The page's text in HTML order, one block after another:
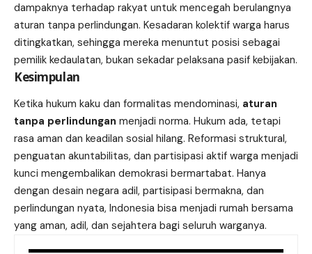
dampaknya terhadap rakyat untuk mencegah berulangnya
aturan tanpa perlindungan. Kesadaran kolektif warga harus
ditingkatkan, sehingga mereka menuntut posisi sebagai
pemilik kedaulatan, bukan sekadar pelaksana pasif kebijakan.
Kesimpulan
Ketika hukum kaku dan formalitas mendominasi, aturan
tanpa perlindungan menjadi norma. Hukum ada, tetapi
rasa aman dan keadilan sosial hilang. Reformasi struktural,
penguatan akuntabilitas, dan partisipasi aktif warga menjadi
kunci mengembalikan demokrasi bermartabat. Hanya
dengan desain negara adil, partisipasi bermakna, dan
perlindungan nyata, Indonesia bisa menjadi rumah bersama
yang aman, adil, dan sejahtera bagi seluruh warganya.